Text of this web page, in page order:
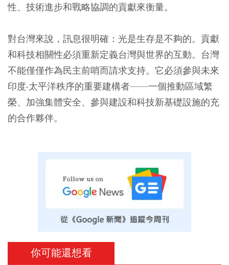
性、技術進步和戰略協調的貢獻來衡量。
對台灣來說，訊息很明確：光是生存是不夠的。貢獻
和科技相關性必須重新定義台灣與世界的互動。台灣
不能僅僅作為民主前哨而請求支持。它必須參與未來
印度-太平洋秩序的重要建構者——一個推動區域繁
榮、加強集體安全、參與建設和科技新基礎設施的充
的合作夥伴。
你可能還想看